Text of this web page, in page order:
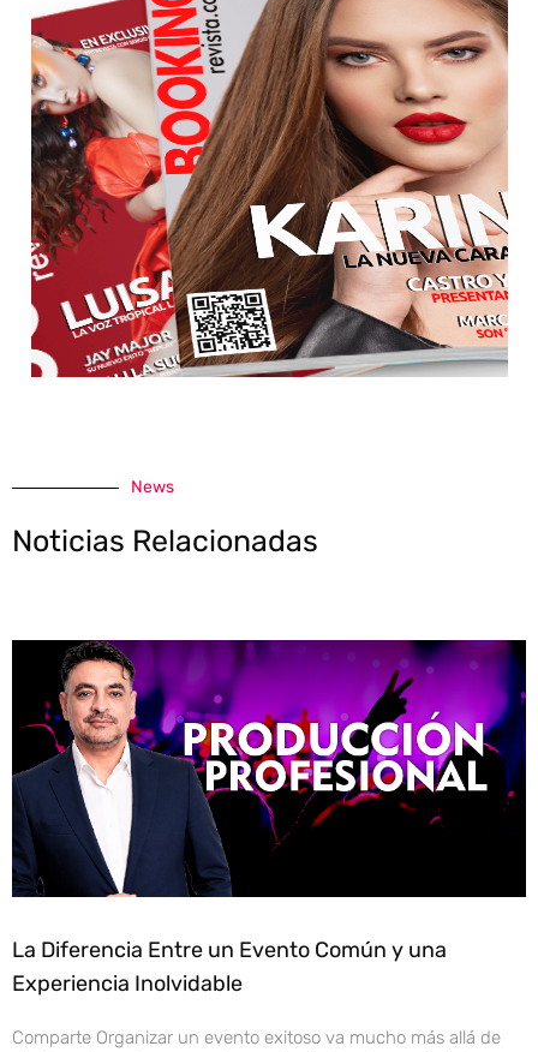
News
Noticias Relacionadas
La Diferencia Entre un Evento Común y una
Experiencia Inolvidable
Comparte Organizar un evento exitoso va mucho más allá de